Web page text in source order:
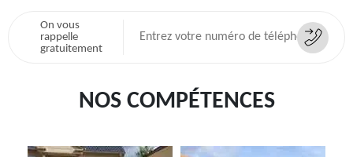
On vous
rappelle
gratuitement
NOS COMPÉTENCES